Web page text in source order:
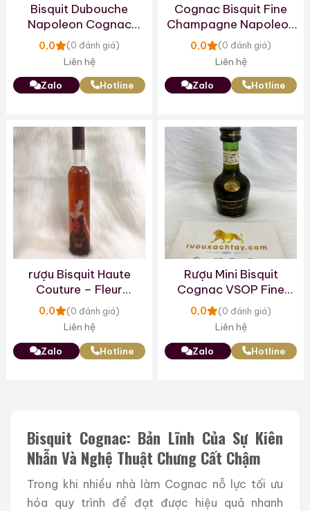
Bisquit Dubouche
Napoleon Cognac
1960s
0,0 (0 đánh giá)
Liên hệ
Zalo Hotline
Cognac Bisquit Fine
Champagne Napoleon
Baccarat Decanter
0,0 (0 đánh giá)
Liên hệ
Zalo Hotline
rượu Bisquit Haute
Couture – Fleur
Cognac
0,0 (0 đánh giá)
Liên hệ
Zalo Hotline
Rượu Mini Bisquit
Cognac VSOP Fine
Champagne
0,0 (0 đánh giá)
Liên hệ
Zalo Hotline
Bisquit Cognac: Bản Lĩnh Của Sự Kiên
Nhẫn Và Nghệ Thuật Chưng Cất Chậm
Trong khi nhiều nhà làm Cognac nỗ lực tối ưu
hóa quy trình để đạt được hiệu quả nhanh